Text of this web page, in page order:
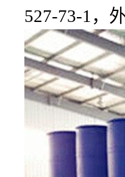
527-73-1，